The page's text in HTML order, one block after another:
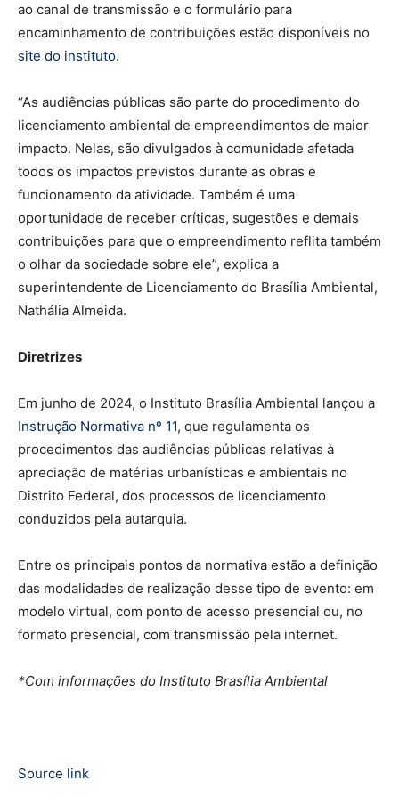
ao canal de transmissão e o formulário para
encaminhamento de contribuições estão disponíveis no
site do instituto.
“As audiências públicas são parte do procedimento do
licenciamento ambiental de empreendimentos de maior
impacto. Nelas, são divulgados à comunidade afetada
todos os impactos previstos durante as obras e
funcionamento da atividade. Também é uma
oportunidade de receber críticas, sugestões e demais
contribuições para que o empreendimento reflita também
o olhar da sociedade sobre ele”, explica a
superintendente de Licenciamento do Brasília Ambiental,
Nathália Almeida.
Diretrizes
Em junho de 2024, o Instituto Brasília Ambiental lançou a
Instrução Normativa nº 11, que regulamenta os
procedimentos das audiências públicas relativas à
apreciação de matérias urbanísticas e ambientais no
Distrito Federal, dos processos de licenciamento
conduzidos pela autarquia.
Entre os principais pontos da normativa estão a definição
das modalidades de realização desse tipo de evento: em
modelo virtual, com ponto de acesso presencial ou, no
formato presencial, com transmissão pela internet.
*Com informações do Instituto Brasília Ambiental
Source link